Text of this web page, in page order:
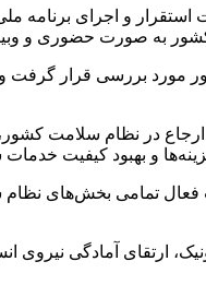
و اجرای برنامه
به‌ صورت حضوری و
بررسی قرار گرفت
در نظام سلامت
و بهبود کیفیت خدمات
فعال تمامی بخش‌های
آمادگی نیروی